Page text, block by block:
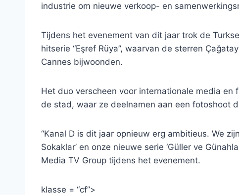
industrie om nieuwe verkoop- en
Tijdens het evenement van dit jaar trok de
hitserie “Eşref Rüya”, waarvan de sterren
Cannes bijwoonden.
Het duo verscheen voor internationale media en
de stad, waar ze deelnamen aan een fotoshoot
“Kanal D is dit jaar opnieuw erg ambitieus. We zijn
Sokaklar’ en onze nieuwe serie ‘Güller ve
Media TV Group tijdens het evenement.
klasse = “cf”>